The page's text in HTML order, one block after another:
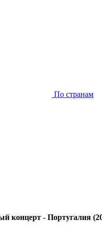
По странам
концерт - Португалия